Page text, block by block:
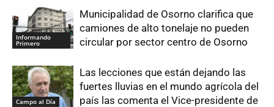
Informando
Primero
Municipalidad de Osorno clarifica que
camiones de alto tonelaje no pueden
circular por sector centro de Osorno
Campo al Día
Las lecciones que están dejando las
fuertes lluvias en el mundo agrícola del
país las comenta el Vice-presidente de